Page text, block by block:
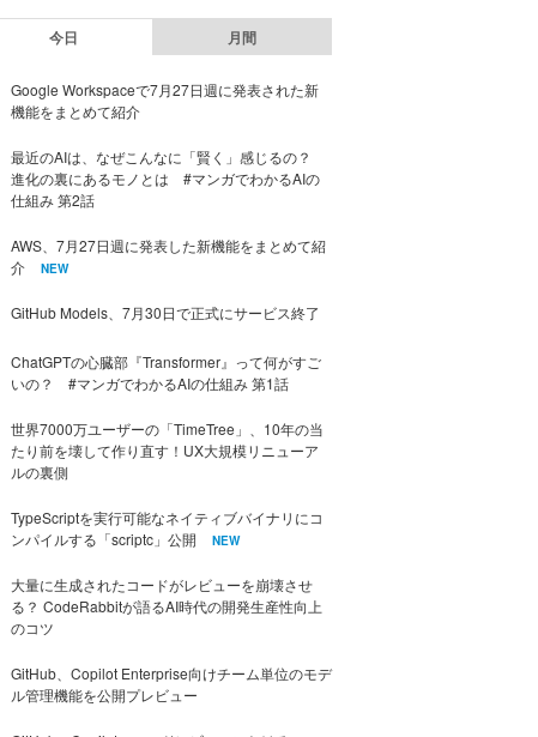
今日 月間
Google Workspaceで7月27日週に発表された新
機能をまとめて紹介
最近のAIは、なぜこんなに「賢く」感じるの？
進化の裏にあるモノとは #マンガでわかるAIの
仕組み 第2話
AWS、7月27日週に発表した新機能をまとめて紹
介
NEW
GitHub Models、7月30日で正式にサービス終了
ChatGPTの心臓部『Transformer』って何がすご
いの？ #マンガでわかるAIの仕組み 第1話
世界7000万ユーザーの「TimeTree」、10年の当
たり前を壊して作り直す！UX大規模リニューア
ルの裏側
TypeScriptを実行可能なネイティブバイナリにコ
ンパイルする「scriptc」公開
NEW
大量に生成されたコードがレビューを崩壊させ
る？ CodeRabbitが語るAI時代の開発生産性向上
のコツ
GitHub、Copilot Enterprise向けチーム単位のモデ
ル管理機能を公開プレビュー